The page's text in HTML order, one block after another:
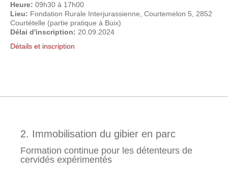
Heure: 09h30 à 17h00
Lieu: Fondation Rurale Interjurassienne, Courtemelon 5, 2852
Courtételle (partie pratique à Buix)
Délai d'inscription: 20.09.2024
Détails et inscription
2. Immobilisation du gibier en parc
Formation continue pour les détenteurs de
cervidés expérimentés